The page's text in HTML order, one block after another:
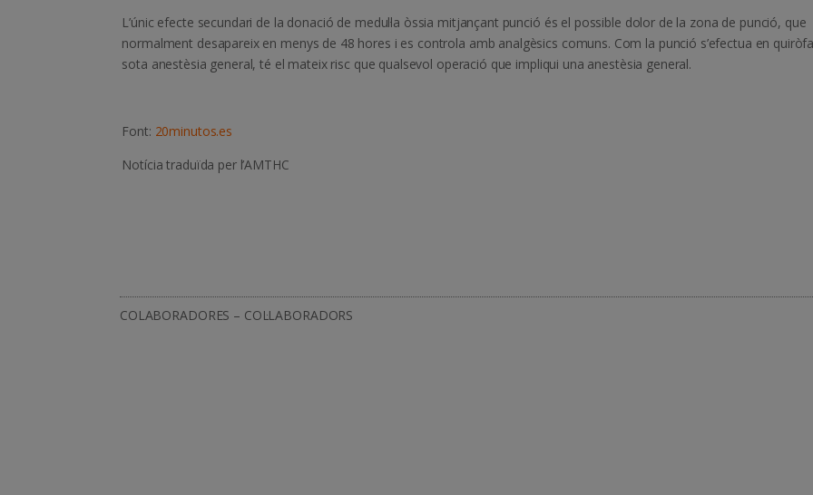
L’únic efecte secundari de la donació de medul·la òssia mitjançant punció és el possible dolor de la zona de punció, que
normalment desapareix en menys de 48 hores i es controla amb analgèsics comuns. Com la punció s’efectua en
sota anestèsia general, té el mateix risc que qualsevol operació que impliqui una anestèsia general.
Font: 20minutos.es
Notícia traduïda per l’AMTHC
COLABORADORES – COL·LABORADORS